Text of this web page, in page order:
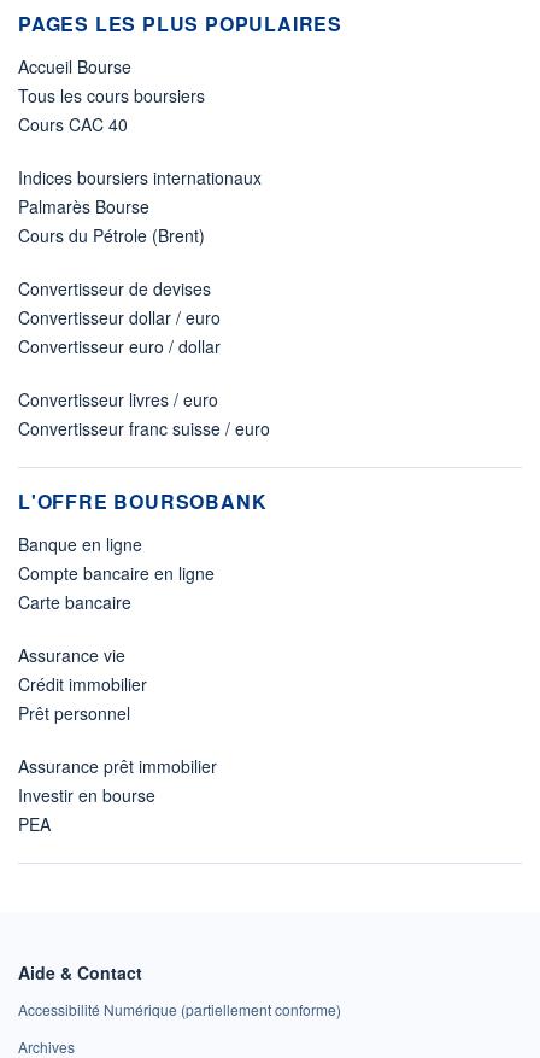
383,7000 424,0000
PEA
BOURSOVIE LUX
BOURSOVIE
CTO BUSINESS
RISQUE DU FONDS (SRI)
5/7
PAGES LES PLUS POPULAIRES
Accueil Bourse
Tous les cours boursiers
Cours CAC 40
Indices boursiers internationaux
Palmarès Bourse
Cours du Pétrole (Brent)
Convertisseur de devises
Convertisseur dollar / euro
Convertisseur euro / dollar
Convertisseur livres / euro
Convertisseur franc suisse / euro
L'OFFRE BOURSOBANK
Banque en ligne
Compte bancaire en ligne
Carte bancaire
Assurance vie
Crédit immobilier
Prêt personnel
Assurance prêt immobilier
Investir en bourse
PEA
Aide & Contact
Accessibilité Numérique (partiellement conforme)
Archives